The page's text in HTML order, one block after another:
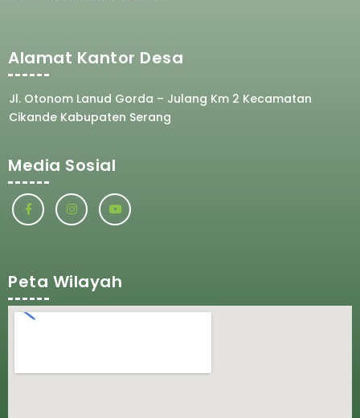
Alamat Kantor Desa
Jl. Otonom Lanud Gorda – Julang Km 2 Kecamatan
Cikande Kabupaten Serang
Media Sosial
Peta Wilayah